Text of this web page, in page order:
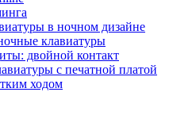
в ночном дизайне
клавиатуры
двойной контакт
с печатной платой
ходом